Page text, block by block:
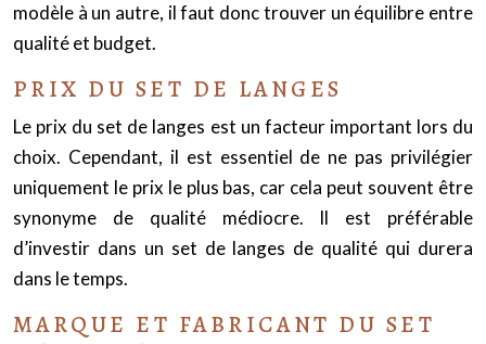
modèle à un autre, il faut donc trouver un équilibre entre
qualité et budget.
PRIX DU SET DE LANGES
Le prix du set de langes est un facteur important lors du
choix. Cependant, il est essentiel de ne pas privilégier
uniquement le prix le plus bas, car cela peut souvent être
synonyme de qualité médiocre. Il est préférable
d’investir dans un set de langes de qualité qui durera
dans le temps.
MARQUE ET FABRICANT DU SET